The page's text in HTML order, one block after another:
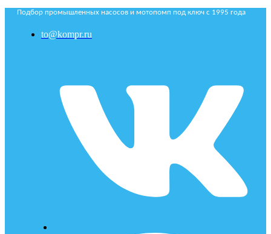
Подбор промышленных насосов и мотопомп под ключ с 1995 года
to@kompr.ru